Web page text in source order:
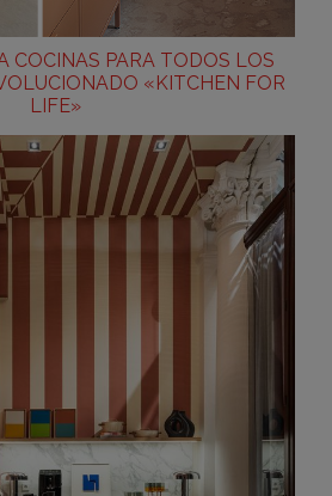
COCINAS PARA TODOS LOS
«KITCHEN FOR
LIFE»